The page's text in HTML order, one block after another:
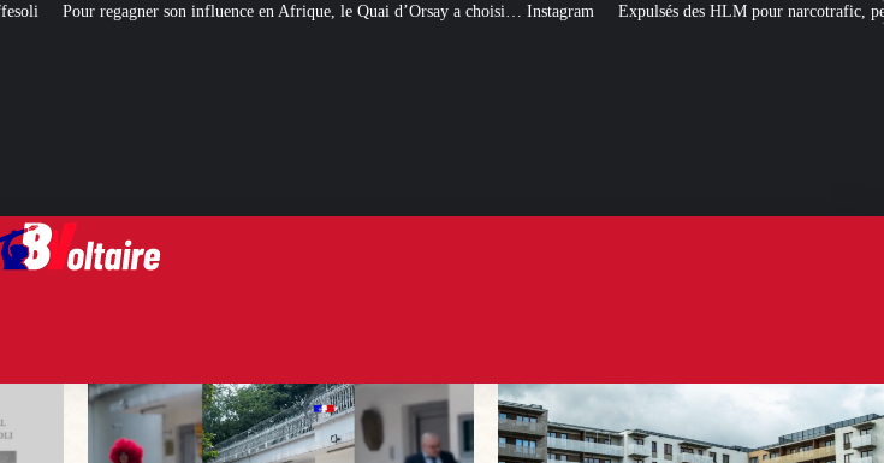
influence en Afrique, le Quai d’Orsay a choisi… Instagram Expulsés des HLM pour narcotrafic, peuvent-ils obtenir un